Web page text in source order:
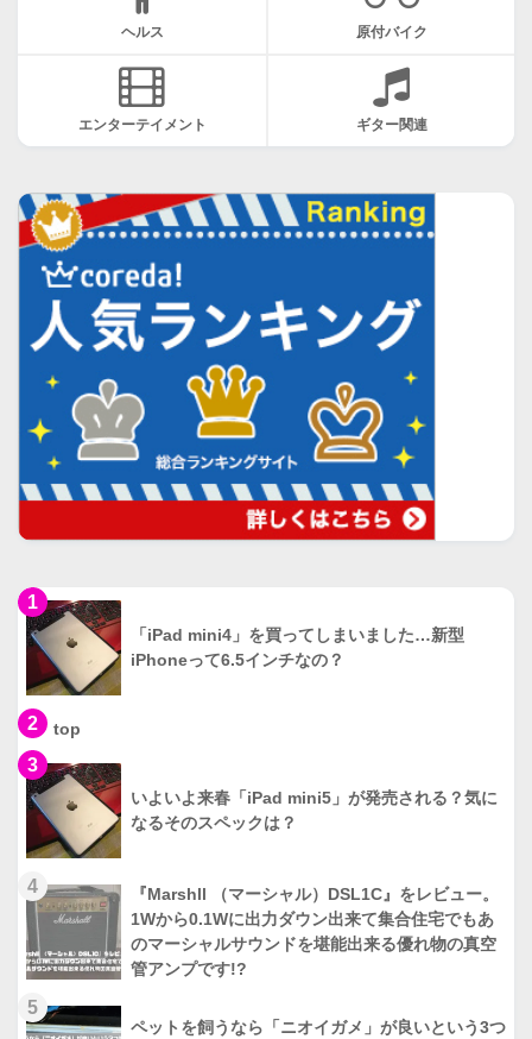
ヘルス 原付バイク
エンターテイメント ギター関連
1
「iPad mini4」を買ってしまいました…新型
iPhoneって6.5インチなの？
2 top
3
いよいよ来春「iPad mini5」が発売される？気に
なるそのスペックは？
4
『Marshll （マーシャル）DSL1C』をレビュー。
1Wから0.1Wに出力ダウン出来て集合住宅でもあ
のマーシャルサウンドを堪能出来る優れ物の真空
管アンプです!?
5
ペットを飼うなら「ニオイガメ」が良いという3つ